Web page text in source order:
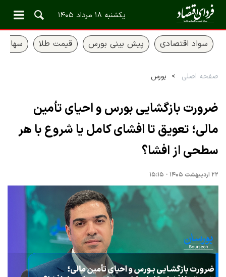
یکشنبه ۱۸ مرداد ۱۴۰۵
سواد اقتصادی پیش بینی بورس قیمت طلا سهام
صفحه اصلی بورس
ضرورت بازگشایی بورس و احیای تأمین
مالی؛ تعویق تا افشای کامل یا شروع با هر
سطحی از افشا؟
۲۲ اردیبهشت ۱۴۰۵ - ۱۵:۱۵